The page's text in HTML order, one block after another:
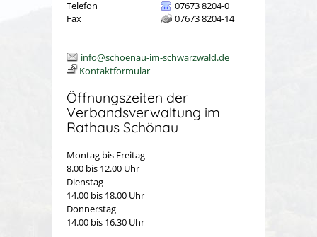
Telefon
07673 8204-0
Fax
07673 8204-14
info@schoenau-im-schwarzwald.de
Kontaktformular
Öffnungszeiten der
Verbandsverwaltung im
Rathaus Schönau
Montag bis Freitag
8.00 bis 12.00 Uhr
Dienstag
14.00 bis 18.00 Uhr
Donnerstag
14.00 bis 16.30 Uhr